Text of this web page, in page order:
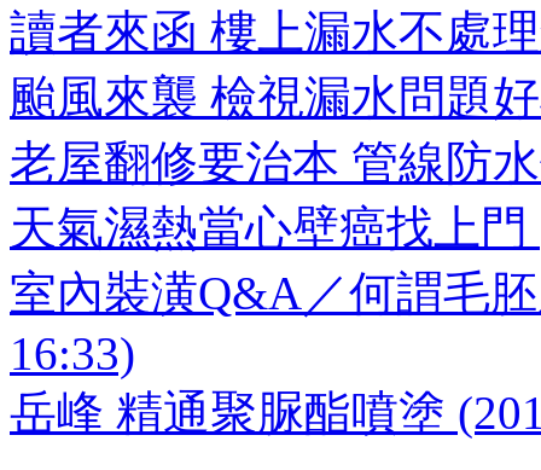
讀者來函 樓上漏水不處
颱風來襲 檢視漏水問題
老屋翻修要治本 管線防
天氣濕熱當心壁癌找上門
室內裝潢Q&A／何謂毛
16:33)
岳峰 精通聚脲酯噴塗